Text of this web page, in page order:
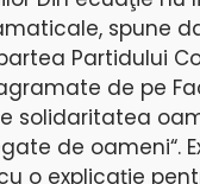
spune
Partidului
de pe
solidaritatea
de oameni“.
o explicaţie